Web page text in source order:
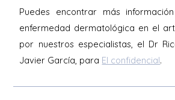
Puedes encontrar más
enfermedad dermatológica en el
por nuestros especialistas, el Dr
Javier García, para El confidencial.